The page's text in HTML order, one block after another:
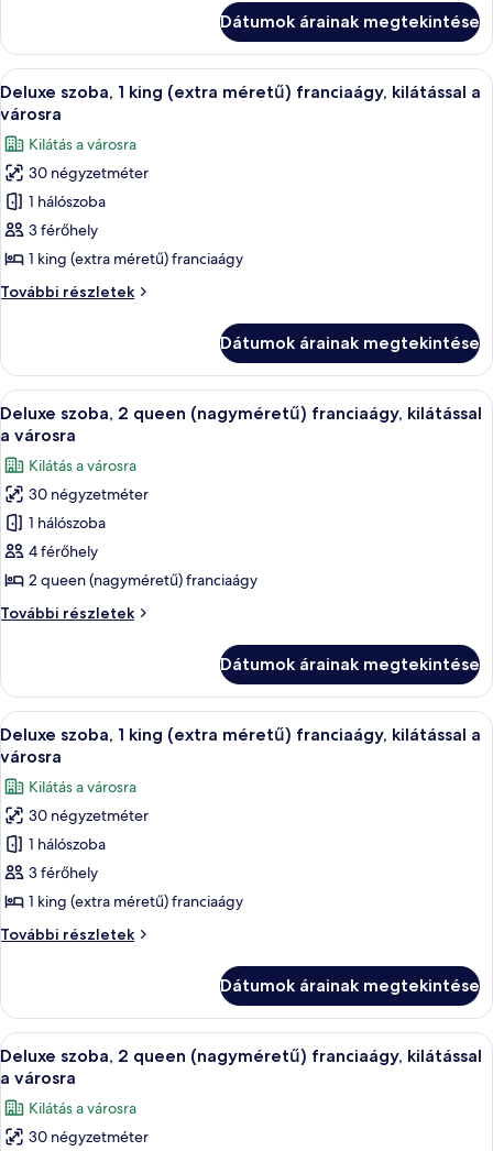
queen
(nagyméretű)
franciaágy
(nagyméretű)
franciaágy
további
részletei
Dátumok árainak megtekintése
A
következő
szoba
összes
képének
megtekintése:
Deluxe
szoba,
1
king
méretű)
franciaágy,
kilátással
a
városra
Egy szállodai szoba, amelyben egy
5
Deluxe szoba, 1 king (extra méretű) franciaágy, kilátással a
városra
Kilátás a városra
30 négyzetméter
1 hálószoba
3 férőhely
1 king (extra méretű) franciaágy
További részletek
Deluxe
(extra
méretű)
franciaágy,
kilátással
városra
további
részletei
Dátumok árainak megtekintése
A
következő
szoba
összes
képének
megtekintése:
Deluxe
szoba,
2
queen
franciaágy,
kilátással
a
városra
Egy szállodai szoba két ággyal,
4
Deluxe szoba, 2 queen (nagyméretű) franciaágy, kilátással
a városra
Kilátás a városra
30 négyzetméter
1 hálószoba
4 férőhely
2 queen (nagyméretű) franciaágy
További részletek
Deluxe
(nagyméretű)
franciaágy,
kilátással
a
további
részletei
Dátumok árainak megtekintése
A
következő
szoba
összes
képének
megtekintése:
Deluxe
szoba,
1
king
méretű)
franciaágy,
kilátással
a
városra
Egy szállodai szoba, amelyben egy
5
Deluxe szoba, 1 king (extra méretű) franciaágy, kilátással a
városra
Kilátás a városra
30 négyzetméter
1 hálószoba
3 férőhely
1 king (extra méretű) franciaágy
További részletek
Deluxe
(extra
méretű)
franciaágy,
kilátással
városra
további
Dátumok árainak megtekintése
A
következő
szoba
összes
képének
Egy szállodai szoba két ággyal,
5
Deluxe szoba, 2 queen (nagyméretű) franciaágy, kilátással
a városra
Kilátás a városra
30 négyzetméter